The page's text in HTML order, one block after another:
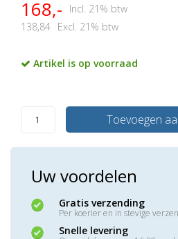
168,-
Incl. 21% btw
138,84 Excl. 21% btw
Artikel is op voorraad
Toevoegen
Uw voordelen
Gratis verzending
Per koerier en in stevige
Snelle levering